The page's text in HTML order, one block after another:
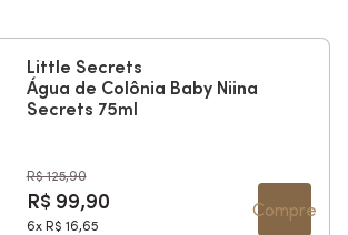
Little Secrets
Água de Colônia Baby Niina
Secrets 75ml
R$ 125,90
R$ 99,90
6x R$ 16,65
Compre